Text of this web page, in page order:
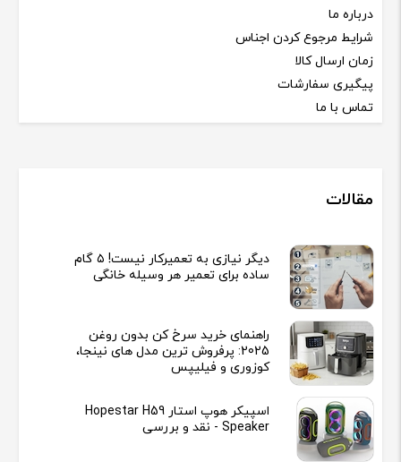
درباره ما
شرایط مرجوع کردن اجناس
زمان ارسال کالا
پیگیری سفارشات
تماس با ما
مقالات
دیگر نیازی به تعمیرکار نیست! ۵ گام
ساده برای تعمیر هر وسیله خانگی
راهنمای خرید سرخ کن بدون روغن
2025: پرفروش ترین مدل های نینجا،
کوزوری و فیلیپس
اسپیکر هوپ استار Hopestar H59
Speaker - نقد و بررسی